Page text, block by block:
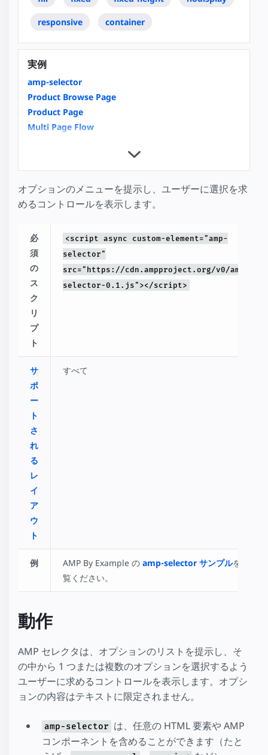
responsive container
実例
amp-selector
Product Browse Page
Product Page
Multi Page Flow
Image Galleries with amp-carousel
Tab Panels with amp-selector
SeatMap
SeatMap Multiple Selection
オプションのメニューを提示し、ユーザーに選択を求
めるコントロールを表示します。
必
須
の
ス
ク
リ
プ
ト
<script async custom-element="amp-
selector"
src="https://cdn.ampproject.org/v0/amp-
selector-0.1.js"></script>
サ
ポ
ー
ト
さ
れ
る
レ
イ
ア
ウ
ト
すべて
例 AMP By Example の amp-selector サンプルをご
覧ください。
動作
AMP セレクタは、オプションのリストを提示し、そ
の中から 1 つまたは複数のオプションを選択するよう
ユーザーに求めるコントロールを表示します。オプシ
ョンの内容はテキストに限定されません。
amp-selector は、任意の HTML 要素や AMP
コンポーネントを含めることができます（たと